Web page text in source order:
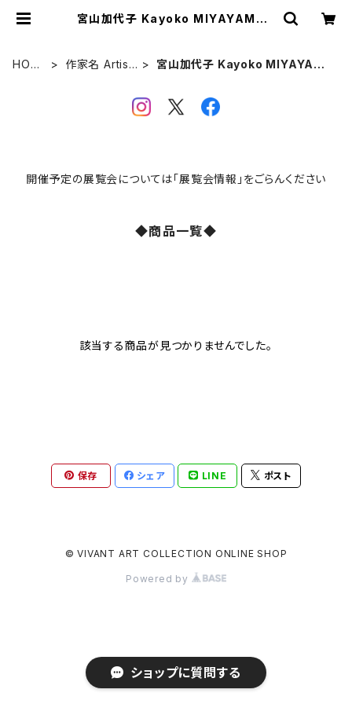
宮山加代子 Kayoko MIYAYAMA |
HOM
作家名 Artist
宮山加代子 Kayoko MIYAYAM
開催予定の展覧会については「展覧会情報」をごらんください
◆商品一覧◆
該当する商品が見つかりませんでした。
保存 シェア LINE ポスト
© VIVANT ART COLLECTION ONLINE SHOP
Powered by
ショップに質問する